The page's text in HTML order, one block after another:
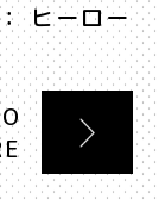
ヒーロー